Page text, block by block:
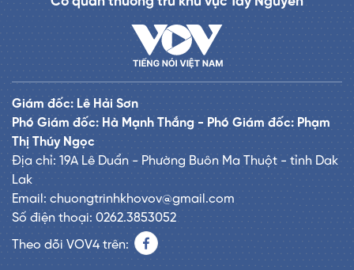
Giám đốc: Lê Hải Sơn
Phó Giám đốc: Hà Mạnh Thắng - Phó Giám đốc: Phạm
Thị Thúy Ngọc
Địa chỉ: 19A Lê Duẩn - Phường Buôn Ma Thuột - tỉnh Dak
Lak
Email: chuongtrinhkhovov@gmail.com
Số điện thoại: 0262.3853052
Theo dõi VOV4 trên: